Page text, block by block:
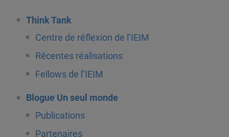
Think Tank
Centre de réflexion de l’IEIM
Récentes réalisations
Fellows de l’IEIM
Blogue Un seul monde
Publications
Partenaires